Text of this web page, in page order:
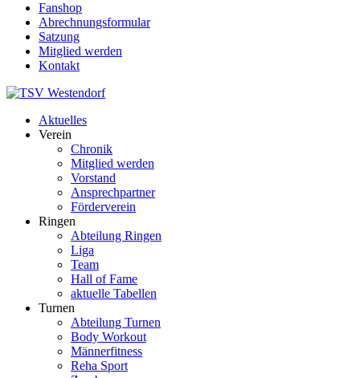
Fanshop
Abrechnungsformular
Satzung
Mitglied werden
Kontakt
Aktuelles
Verein
Chronik
Mitglied werden
Vorstand
Ansprechpartner
Förderverein
Ringen
Abteilung Ringen
Liga
Team
Hall of Fame
aktuelle Tabellen
Turnen
Abteilung Turnen
Body Workout
Männerfitness
Reha Sport